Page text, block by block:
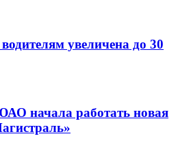
увеличена до 30
начала работать новая